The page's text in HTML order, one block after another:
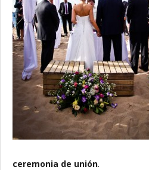
ceremonia de unión.